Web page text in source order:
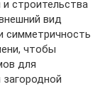
строительства
вид
симметричность
чтобы
для